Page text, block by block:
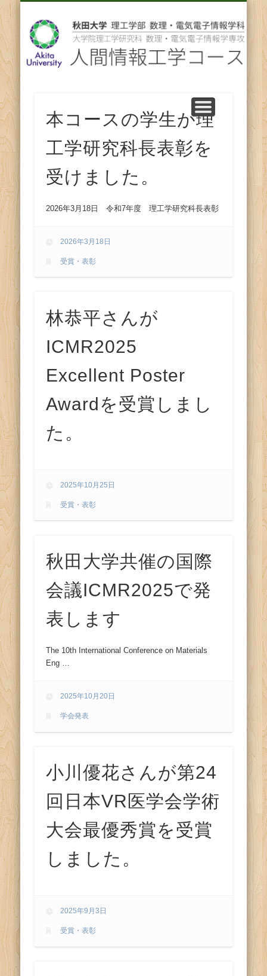
人
間
報
工
学
コ
本コースの学生が理
工学研究科長表彰を
受けました。
2026年3月18日 令和7年度 理工学研究科長表彰
2026年3月18日
受賞・表彰
林恭平さんが
ICMR2025
Excellent Poster
Awardを受賞しまし
た。
2025年10月25日
受賞・表彰
秋田大学共催の国際
会議ICMR2025で発
表します
The 10th International Conference on Materials
Eng …
2025年10月20日
学会発表
小川優花さんが第24
回日本VR医学会学術
大会最優秀賞を受賞
しました。
2025年9月3日
受賞・表彰